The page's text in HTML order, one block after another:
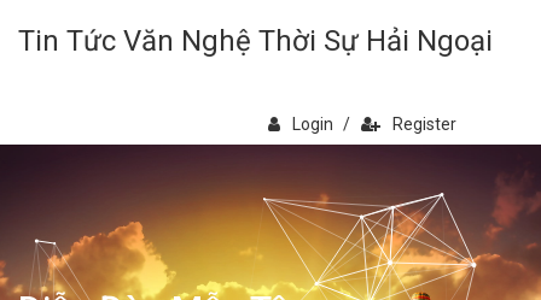
Tin Tức Văn Nghệ Thời Sự Hải Ngoại
Login / Register